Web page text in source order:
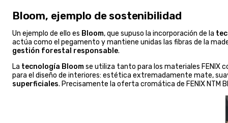
Bloom, ejemplo de sostenibilidad
Un ejemplo de ello es Bloom, que supuso la incorporación de la
actúa como el pegamento y mantiene unidas las fibras de la
gestión forestal responsable.
La tecnología Bloomse utiliza tanto para los materiales FENIX
para el diseño de interiores: estética extremadamente mate,
superficiales. Precisamente la oferta cromática de FENIX NTM